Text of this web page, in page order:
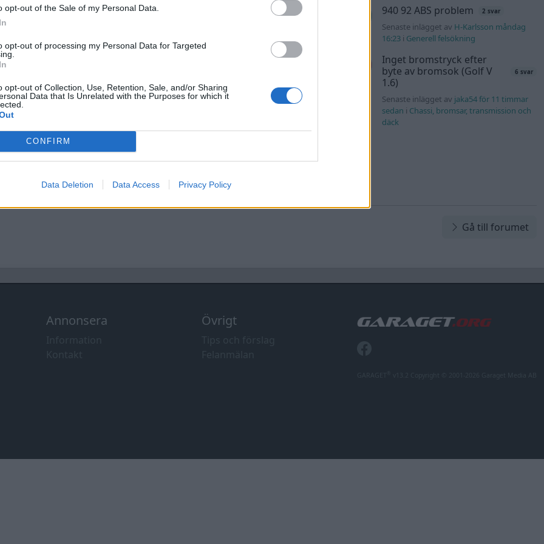
opt-out of the Sale of my Personal Data.
opt-out of processing my Personal Data for Targeted
opt-out of Collection, Use, Retention, Sale, and/or Sharing
Data that Is Unrelated with the Purposes for which it
CONFIRM
Data Deletion Data Access Privacy Policy
-04 2.5 TDI dör
direkt efter
Delar bytta
1 svar
inlägget avJesper328 tisdag 12:52
felsökning
2018 - Tänkte byta
med blir
över
Billjud och multimedia
Senaste inlägget av
RubenRutegard tisdag
940 92 ABS problem 2 svar
Senaste inlägget av H-Karlsson måndag
16:23i Generell felsökning
Inget bromstryck efter
byte av bromsok (Golf V
1.6)
6 svar
Senaste inlägget av jaka54 för 11 timmar
sedan i Chassi, bromsar, transmission och
däck
Gå till forumet
Annonsera Övrigt